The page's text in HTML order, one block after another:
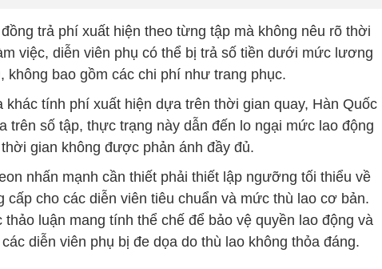
trả phí xuất hiện theo từng tập mà không nêu rõ thời
việc, diễn viên phụ có thể bị trả số tiền dưới mức lương
không bao gồm các chi phí như trang phục.
khác tính phí xuất hiện dựa trên thời gian quay, Hàn Quốc
trên số tập, thực trạng này dẫn đến lo ngại mức lao động
gian không được phản ánh đầy đủ.
nhấn mạnh cần thiết phải thiết lập ngưỡng tối thiểu về
cấp cho các diễn viên tiêu chuẩn và mức thù lao cơ bản.
thảo luận mang tính thể chế để bảo vệ quyền lao động và
diễn viên phụ bị đe dọa do thù lao không thỏa đáng.